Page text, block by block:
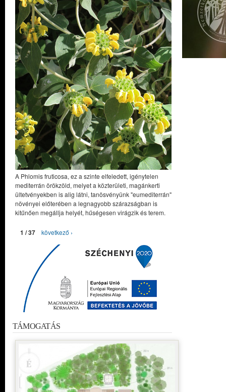
A Phlomis fruticosa, ez a szinte elfeledett, igénytelen
mediterrán örökzöld, melyet a közterületi, magánkerti
ültetvényekben is alig látni, tanösvényünk "eumediterrán"
növényei előterében a legnagyobb szárazságban is
kitűnően megállja helyét, hűségesen virágzik és terem.
1 / 37 következő ›
TÁMOGATÁS